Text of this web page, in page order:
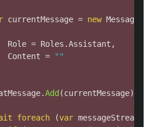
currentMessage = new Message
Role = Roles .Assistant ,
Content =
""
.Add (currentMessage);
foreach (var